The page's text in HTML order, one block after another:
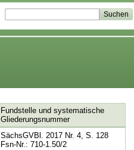
Fundstelle und systematische
Gliederungsnummer
SächsGVBl. 2017 Nr. 4, S. 128
Fsn-Nr.: 710-1.50/2